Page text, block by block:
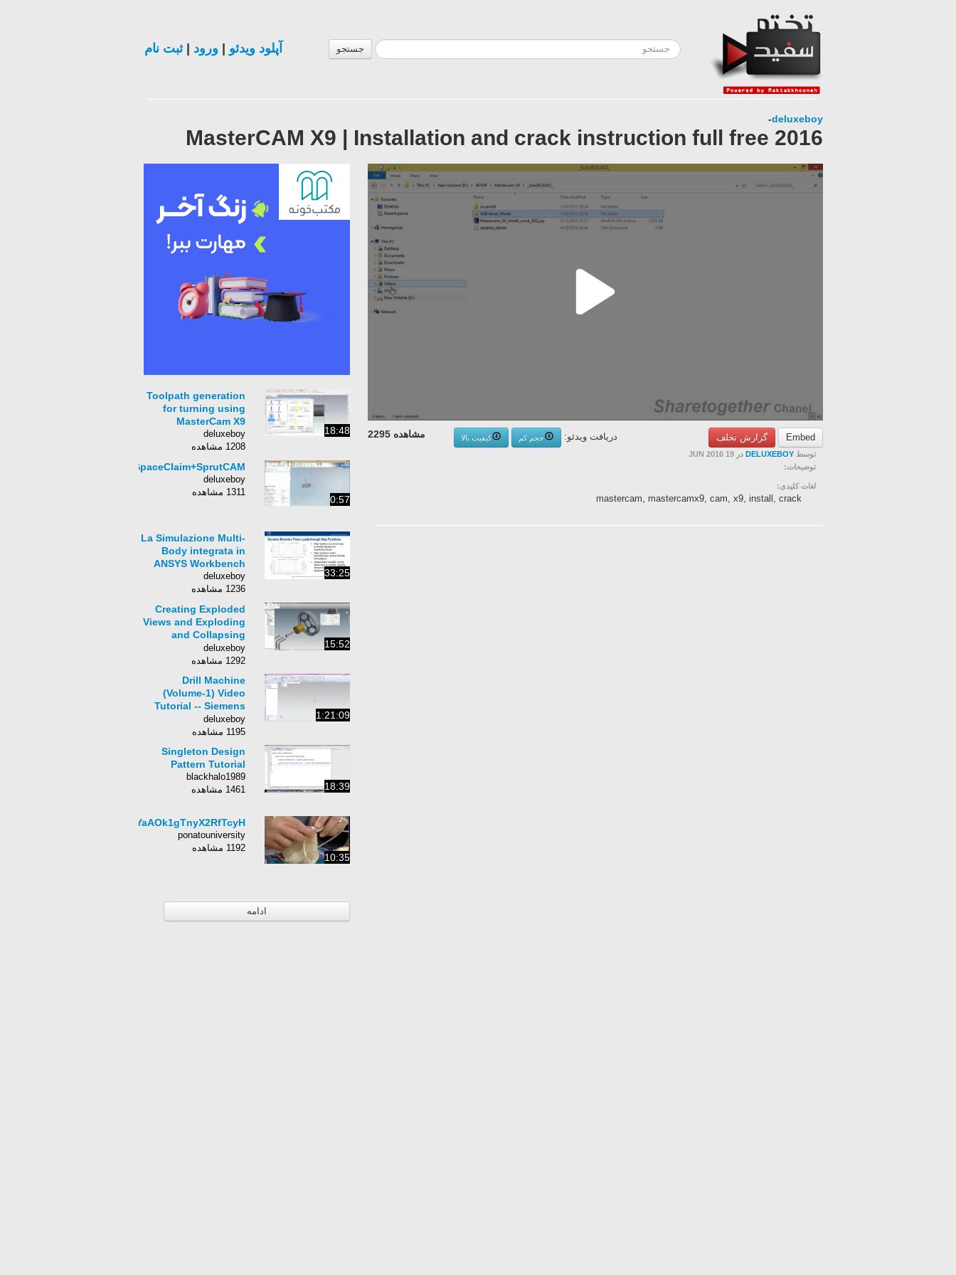
جستجو آپلود ویدئو ورود |ثبت نام
deluxeboy
-
MasterCAM X9 | Installation and crack instruction full free 2016
Embed گزارش تخلف مشاهده 2295 دریافت ویدئو: حجم کم
کیفیت بالا
توسط DELUXEBOY در 19 JUN 2016
توضیحات:
لغات کلیدی:
mastercam, mastercamx9, cam, x9, install, crack
18:48
Toolpath generation
for turning using
MasterCam X9
deluxeboy
1208 مشاهده
0:57
SpaceClaim+SprutCAM
deluxeboy
1311 مشاهده
33:25
La Simulazione Multi-
Body integrata in
ANSYS Workbench
deluxeboy
1236 مشاهده
15:52
Creating Exploded
Views and Exploding
and Collapsing
Animation on
Autodesk Inventor
deluxeboy
1292 مشاهده
1:21:09
Drill Machine
(Volume-1) Video
Tutorial -- Siemens
NX
deluxeboy
1195 مشاهده
18:39
Singleton Design
Pattern Tutorial
blackhalo1989
1461 مشاهده
10:35
UvYaAOk1gTnyX2RfTcyH
ponatouniversity
1192 مشاهده
ادامه